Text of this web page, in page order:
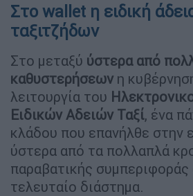
Στο wallet η ειδική
ταξιτζήδων
Στο μεταξύ ύστερα από
καθυστερήσεων η
λειτουργία του
Ειδικών Αδειών Ταξί, ένα
κλάδου που επανήλθε στην
ύστερα από τα πολλαπλά
παραβατικής
τελευταίο διάστημα.